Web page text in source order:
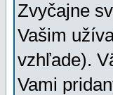
Zvyčajne
Vašim
vzhľade).
Vami